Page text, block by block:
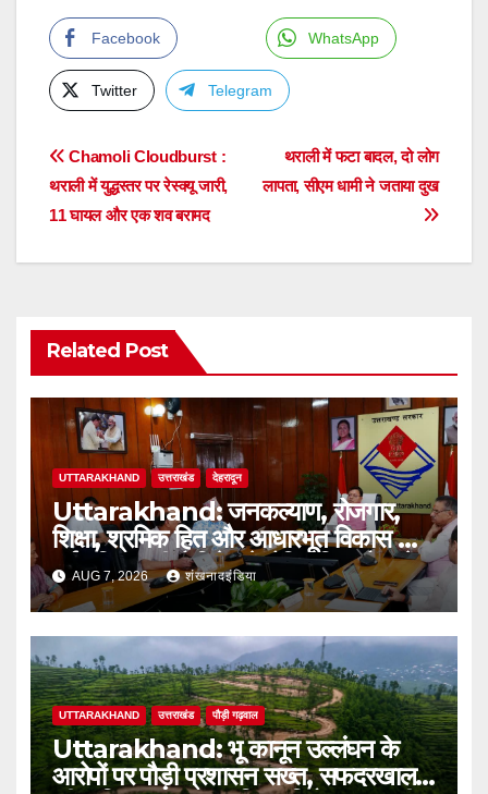
Facebook WhatsApp
Twitter Telegram
Post
navigation
थराली में फटा बादल, दो लोग
लापता, सीएम धामी ने जताया दुख
Chamoli Cloudburst :
थराली में युद्धस्तर पर रेस्क्यू जारी,
11 घायल और एक शव बरामद
Related Post
UTTARAKHAND उत्तराखंड देहरादून
Uttarakhand: जनकल्याण, रोजगार,
शिक्षा, श्रमिक हित और आधारभूत विकास को
नई गति : धामी कैबिनेट के ऐतिहासिक फैसले
AUG 7, 2026 शंखनादइंडिया
UTTARAKHAND उत्तराखंड पौड़ी गढ़वाल
Uttarakhand: भू कानून उल्लंघन के
आरोपों पर पौड़ी प्रशासन सख्त, सफदरखाल